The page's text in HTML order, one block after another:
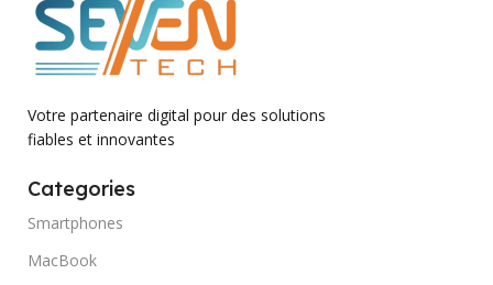
Votre partenaire digital pour des solutions
fiables et innovantes
Categories
Smartphones
MacBook